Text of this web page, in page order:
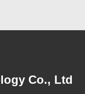
Co., Ltd